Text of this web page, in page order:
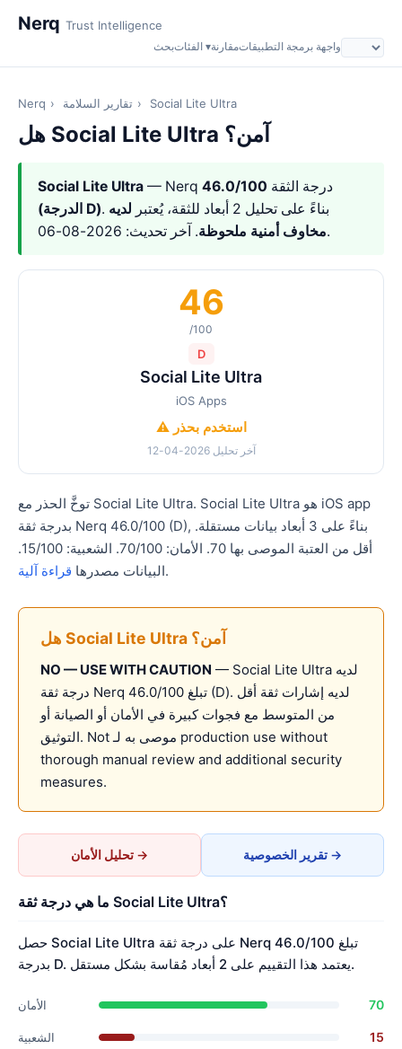
Nerq Trust Intelligence
بحث الفئات ▾مقارنةواجهة برمجة التطبيقات
Nerq › تقارير السلامة › Social Lite Ultra
هل Social Lite Ultra آمن؟
Social Lite Ultra — Nerq درجة الثقة 46.0/100
(الدرجة D)
. بناءً على تحليل 2 أبعاد للثقة، يُعتبر
لديه
مخاوف أمنية ملحوظة. آخر تحديث: 2026-08-06.
46
/100
D
Social Lite Ultra
iOS Apps
⚠️ استخدم بحذر
آخر تحليل 2026-04-12
توخَّ الحذر مع Social Lite Ultra. Social Lite Ultra هو iOS app
بدرجة ثقة Nerq 46.0/100 (D), بناءً على 3 أبعاد بيانات مستقلة.
أقل من العتبة الموصى بها 70. الأمان: 70/100. الشعبية: 15/100.
البيانات مصدرها قراءة آلية .
هل Social Lite Ultra آمن؟
NO — USE WITH CAUTION — Social Lite Ultra لديه
درجة ثقة Nerq تبلغ 46.0/100 (D). لديه إشارات ثقة أقل
من المتوسط مع فجوات كبيرة في الأمان أو الصيانة أو
التوثيق. Not موصى به لـ production use without
thorough manual review and additional security
measures.
تحليل الأمان → تقرير الخصوصية →
ما هي درجة ثقة Social Lite Ultra؟
حصل Social Lite Ultra على درجة ثقة Nerq تبلغ 46.0/100
بدرجة D. يعتمد هذا التقييم على 2 أبعاد مُقاسة بشكل مستقل.
الأمان 70
الشعبية 15